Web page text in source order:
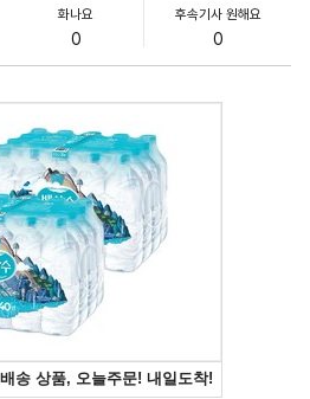
화나요
0
후속기사 원해요
0